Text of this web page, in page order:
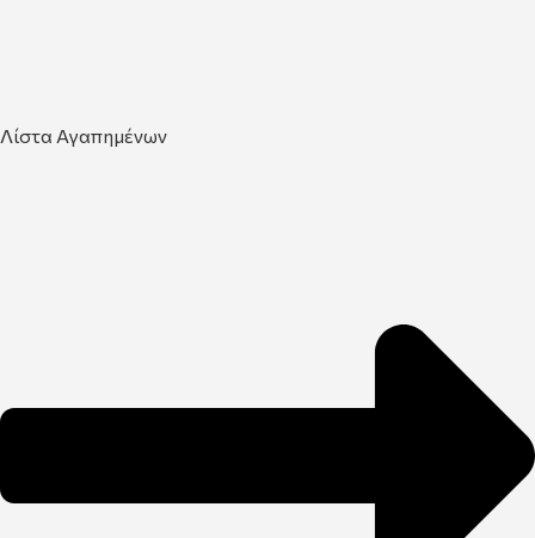
Λίστα Αγαπημένων